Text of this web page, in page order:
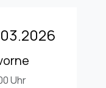
Uhr